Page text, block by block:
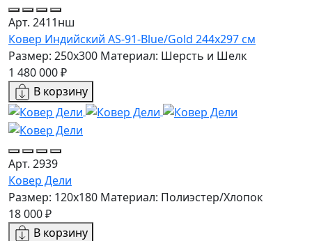
Арт. 2411нш
Ковер Индийский AS-91-Blue/Gold 244x297 см
Размер: 250x300 Материал: Шерсть и Шелк
1 480 000 ₽
В корзину
Арт. 2939
Ковер Дели
Размер: 120x180 Материал: Полиэстер/Хлопок
18 000 ₽
В корзину